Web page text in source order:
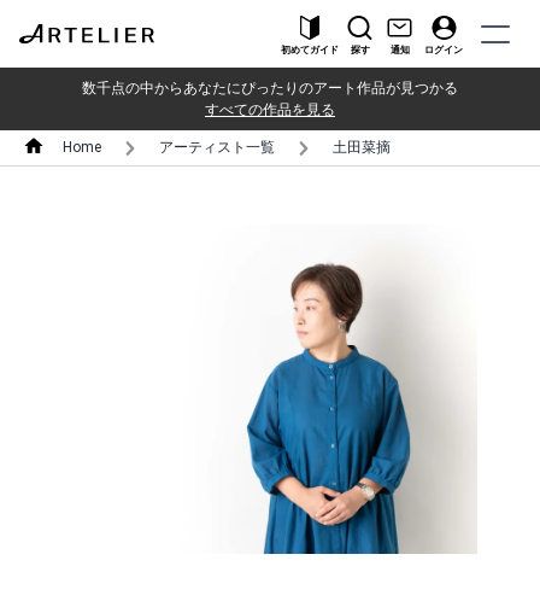
初めてガイド 探す 通知 ログイン
数千点の中からあなたにぴったりのアート作品が見つかる
すべての作品を見る
Home アーティスト一覧 土田菜摘